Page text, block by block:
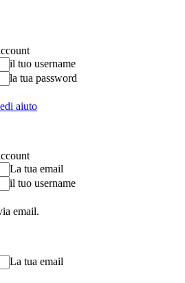
il tuo username
la tua password
aiuto
La tua email
il tuo username
email.
La tua email